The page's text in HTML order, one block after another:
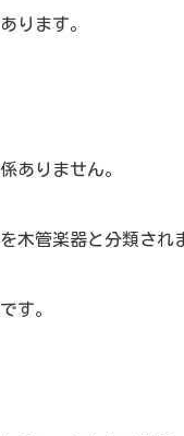
ります。
ありません。
木管楽器と分類され
す。